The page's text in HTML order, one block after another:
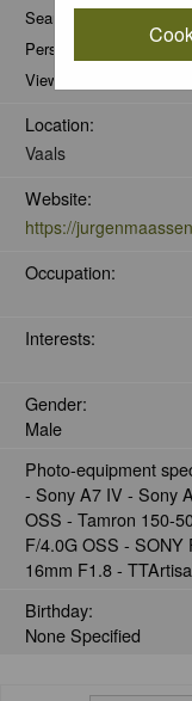
Search for pics made
Personal Gallery of
View comments on pics
Location:
Vaals
Website:
https://
Occupation:
Interests:
Gender:
Male
Photo-equipment
- Sony A7 IV - Sony
OSS - Tamron 150-
F/4.0G OSS - SONY
16mm F1.8 -
Birthday:
None Specified